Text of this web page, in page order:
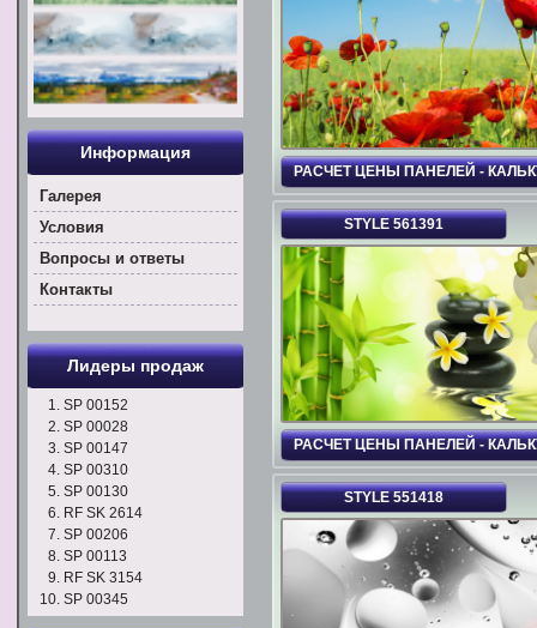
РАСЧЕТ ЦЕНЫ ПАНЕЛЕЙ -
STYLE 561391
РАСЧЕТ ЦЕНЫ ПАНЕЛЕЙ -
STYLE 551418
Информация
Галерея
Условия
Вoпросы и ответы
Контакты
Лидеры продаж
SP 00152
SP 00028
SP 00147
SP 00310
SP 00130
RF SK 2614
SP 00206
SP 00113
RF SK 3154
SP 00345